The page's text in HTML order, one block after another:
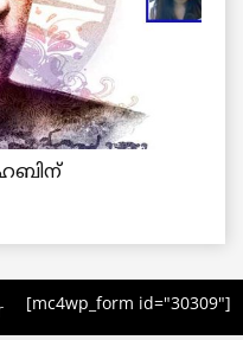
[mc4wp_form id="30309"]